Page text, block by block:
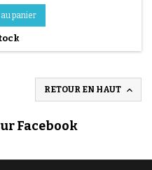
panier
RETOUR EN HAUT 
Facebook